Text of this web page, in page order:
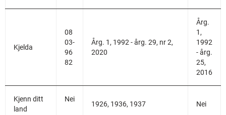
Kjelda
08
03-
96
82
Årg. 1, 1992 - årg. 29, nr 2,
2020
Årg.
1,
1992
- årg.
25,
2016
Kjenn ditt
land
Nei
1926, 1936, 1937 Nei